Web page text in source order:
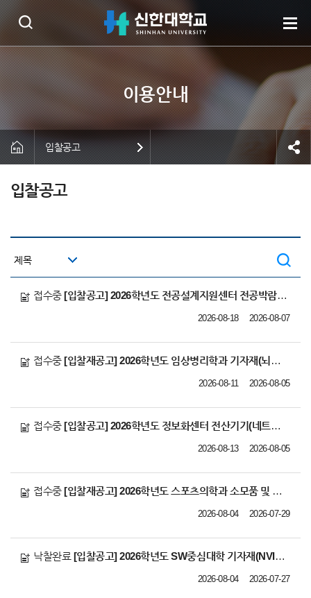
입찰공고
입찰공고
접수중 [입찰공고] 2026학년도 전공설계지원센터 전공박람회 대행 업체 선정
2026-08-07
2026-08-18
접수중 [입찰재공고] 2026학년도 임상병리학과 기자재(뇌파 검사기) 납품 업체 선정
2026-08-05
2026-08-11
접수중 [입찰공고] 2026학년도 정보화센터 전산기기(네트워크 스위치) 납품 업체 선정
2026-08-05
2026-08-13
접수중 [입찰재공고] 2026학년도 스포츠의학과 소모품 및 기자재 납품 업체 선정
2026-07-29
2026-08-04
낙찰완료 [입찰공고] 2026학년도 SW중심대학 기자재(NVIDIA Nano Developer ki
2026-07-27
2026-08-04